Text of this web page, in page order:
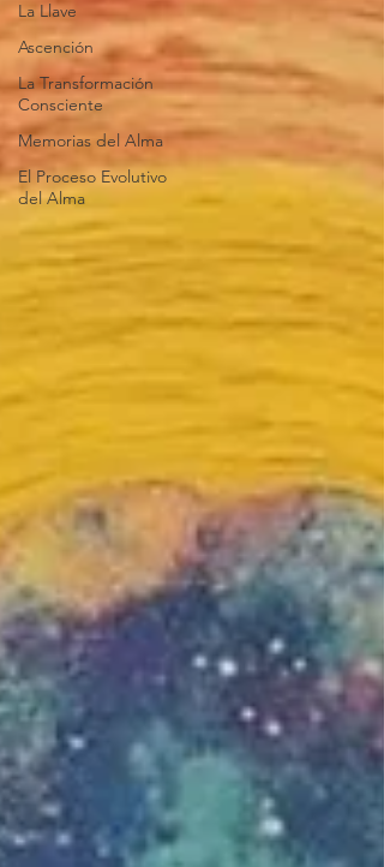
La Llave
Ascención
La Transformación
Consciente
Memorias del Alma
El Proceso Evolutivo
del Alma